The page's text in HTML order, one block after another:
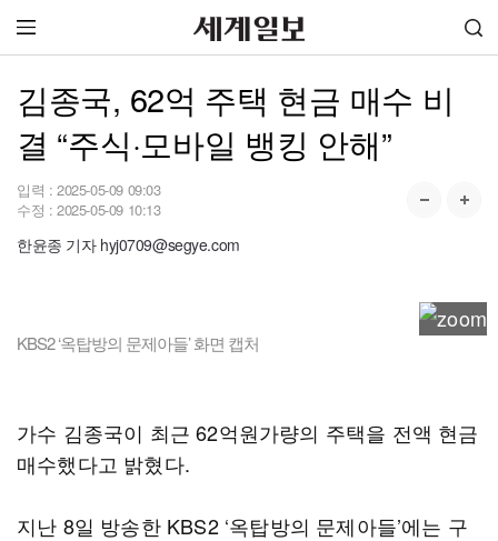
김종국, 62억 주택 현금 매수 비
결 “주식·모바일 뱅킹 안해”
입력 : 2025-05-09 09:03
수정 : 2025-05-09 10:13
한윤종 기자 hyj0709@segye.com
KBS2 ‘옥탑방의 문제아들’ 화면 캡처
가수 김종국이 최근 62억원가량의 주택을 전액 현금
매수했다고 밝혔다.
지난 8일 방송한 KBS2 ‘옥탑방의 문제아들’에는 구